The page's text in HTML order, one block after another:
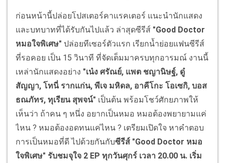
ก่อนหน้านี้ปล่อยโปสเตอร์คาแรคเตอร์ แนะนำนักแสดง
และบทบาทที่ได้รับกันไปแล้ว ล่าสุดซีรีส์ "Good Doctor
หมอใจพิเศษ" ปล่อยทีเซอร์ตัวแรก เรียกน้ำย่อยแฟนซีรีส์
ที่รอคอย เป็น 15 วินาที ที่จัดเต็มมาครบทุกอารมณ์ งานนี้
เหล่านักแสดงอย่าง "เน๋ง ศรัณย์, แพต ชญานิษฐ์, ดู๋
สัญญา, โทนี่ รากแก่น, พีเจ มหิดล, อาคีโกะ โอเซกิ, บอส
ธณภัทร, ทุเรียน สุพจน์" เป็นต้น พร้อมโชว์ศักยภาพให้
เห็นว่า ถ้าคน ๆ หนึ่ง อยากเป็นหมอ หมอต้องพยายามแค่
ไหน ? หมอต้องอดทนแค่ไหน ? เตรียมเปิดใจ หาคำตอบ
การเป็นหมอที่ดี ไปด้วยกันกับซีรีส์ "Good Doctor หมอ
ใจพิเศษ" รับชมจุใจ 2 EP ทุกวันศุกร์ เวลา 20.00 น. เริ่ม